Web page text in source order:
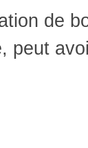
de
peut